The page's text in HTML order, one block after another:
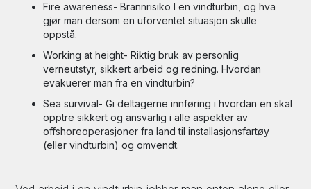
Fire awareness- Brannrisiko I en vindturbin, og hva
gjør man dersom en uforventet situasjon skulle
oppstå.
Working at height- Riktig bruk av personlig
verneutstyr, sikkert arbeid og redning. Hvordan
evakuerer man fra en vindturbin?
Sea survival- Gi deltagerne innføring i hvordan en skal
opptre sikkert og ansvarlig i alle aspekter av
offshoreoperasjoner fra land til installasjonsfartøy
(eller vindturbin) og omvendt.